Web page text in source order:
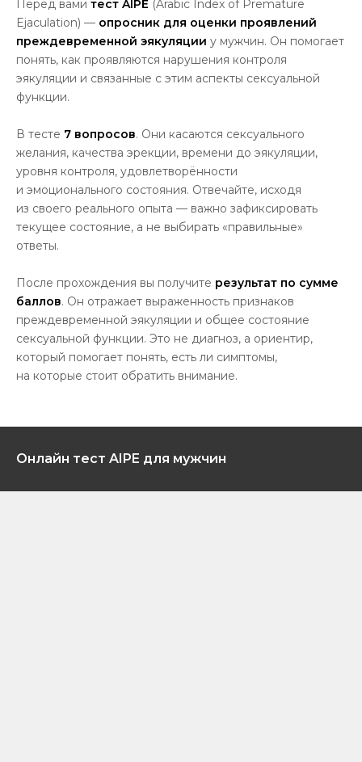
Перед вами тест AIPE (Arabic Index of Premature
Ejaculation) — опросник для оценки проявлений
преждевременной эякуляции у мужчин. Он помогает
понять, как проявляются нарушения контроля
эякуляции и связанные с этим аспекты сексуальной
функции.
В тесте 7 вопросов. Они касаются сексуального
желания, качества эрекции, времени до эякуляции,
уровня контроля, удовлетворённости
и эмоционального состояния. Отвечайте, исходя
из своего реального опыта — важно зафиксировать
текущее состояние, а не выбирать «правильные»
ответы.
После прохождения вы получите результат по сумме
баллов. Он отражает выраженность признаков
преждевременной эякуляции и общее состояние
сексуальной функции. Это не диагноз, а ориентир,
который помогает понять, есть ли симптомы,
на которые стоит обратить внимание.
Онлайн тест AIPE для мужчин